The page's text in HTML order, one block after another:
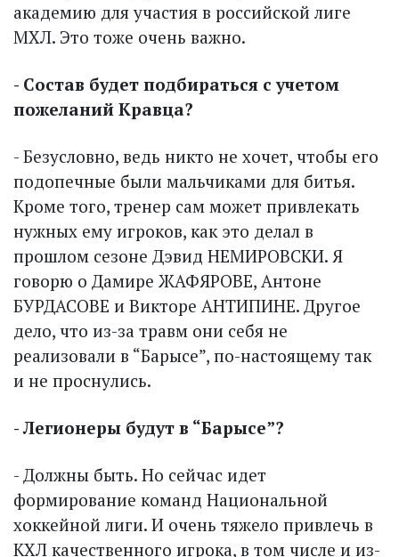
академию для участия в российской лиге
МХЛ. Это тоже очень важно.
- Состав будет подбираться с учетом
пожеланий Кравца?
- Безусловно, ведь никто не хочет, чтобы его
подопечные были мальчиками для битья.
Кроме того, тренер сам может привлекать
нужных ему игроков, как это делал в
прошлом сезоне Дэвид НЕМИРОВСКИ. Я
говорю о Дамире ЖАФЯРОВЕ, Антоне
БУРДАСОВЕ и Викторе АНТИПИНЕ. Другое
дело, что из-за травм они себя не
реализовали в “Барысе”, по-настоящему так
и не проснулись.
- Легионеры будут в “Барысе”?
- Должны быть. Но сейчас идет
формирование команд Национальной
хоккейной лиги. И очень тяжело привлечь в
КХЛ качественного игрока, в том числе и из-